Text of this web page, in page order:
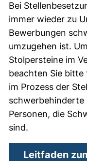
Bei
immer wieder zu
Bewerbungen
umzugehen ist.
Stolpersteine im
beachten Sie
im Prozess der
schwerbehinderte
Personen, die
sind.
Leitfaden